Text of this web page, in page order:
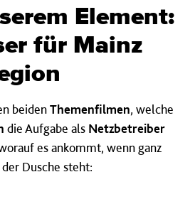
E­le­ment:
für Mainz
beidenThemenfilmen, welche
die Aufgabe als Netzbetreiber
es ankommt, wenn ganz
Dusche steht: